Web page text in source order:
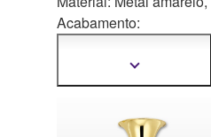
Acabamento:
transparenteMostrar